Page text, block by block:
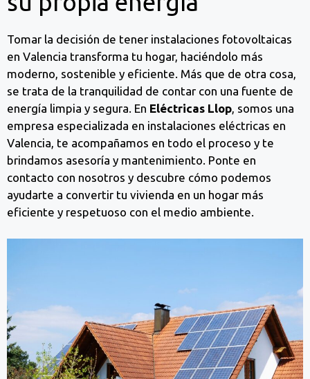
Tomar la decisión de tener instalaciones fotovoltaicas
en Valencia transforma tu hogar, haciéndolo más
moderno, sostenible y eficiente. Más que de otra cosa,
se trata de la tranquilidad de contar con una fuente de
energía limpia y segura. En Eléctricas Llop, somos una
empresa especializada en instalaciones eléctricas en
Valencia, te acompañamos en todo el proceso y te
brindamos asesoría y mantenimiento. Ponte en
contacto con nosotros y descubre cómo podemos
ayudarte a convertir tu vivienda en un hogar más
eficiente y respetuoso con el medio ambiente.